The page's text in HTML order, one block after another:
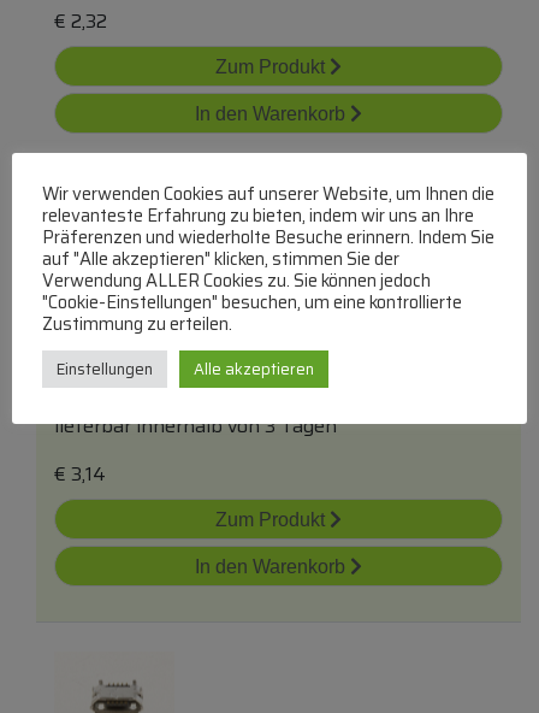
€ 2,32
Zum Produkt
In den Warenkorb
Ls-Einbaubuchse 2-Polig
COM
Lautsprecherbuchsen
lieferbar innerhalb von 3 Tagen
€ 3,14
Zum Produkt
In den Warenkorb
Wir verwenden Cookies auf unserer Website, um Ihnen die
relevanteste Erfahrung zu bieten, indem wir uns an Ihre
Präferenzen und wiederholte Besuche erinnern. Indem Sie
auf "Alle akzeptieren" klicken, stimmen Sie der
Verwendung ALLER Cookies zu. Sie können jedoch
"Cookie-Einstellungen" besuchen, um eine kontrollierte
Zustimmung zu erteilen.
Einstellungen Alle akzeptieren